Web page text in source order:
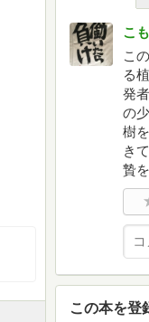
こ
こ
る
発
の
樹
き
贄
この本を登